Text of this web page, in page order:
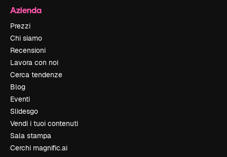
Azienda
Prezzi
Chi siamo
Recensioni
Lavora con noi
Cerca tendenze
Blog
Eventi
Slidesgo
Vendi i tuoi contenuti
Sala stampa
Cerchi magnific.ai